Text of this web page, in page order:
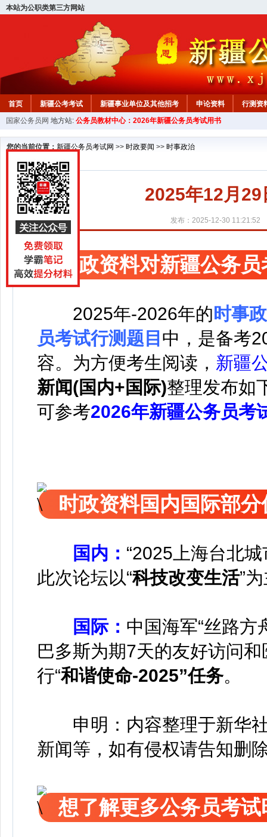
本站为公职类第三方网站
首页 新疆公考考试 新疆事业单位及其他招考 申论资料 行测资
新疆公务员行测试题 在线咨询 教材中心
国家公务员网 地方站: 公务员教材中心：2026年新疆公务员考试用书
您的当前位置： 新疆公务员考试网 >> 时政要闻 >> 时事政治
2025年12月
发布：2025-12-30 11:21:52
时政资料对新疆公务
2025年-2026年的 时事
员考试行测题目 中，是备考
容。 为方便考生阅读， 新疆
新闻(国内+国际)整理发布如
可参考2026年新疆公务员考
时政资料国内国际部分
国内： “2025上海台北
此次论坛以“科技改变生活”
国际： 中国海军“丝路方
巴多斯为期7天的友好访问
行“和谐使命-2025”任务。
申明：内容整理于新华社
新闻等，如有侵权请告知删
想了解更多公务员考试